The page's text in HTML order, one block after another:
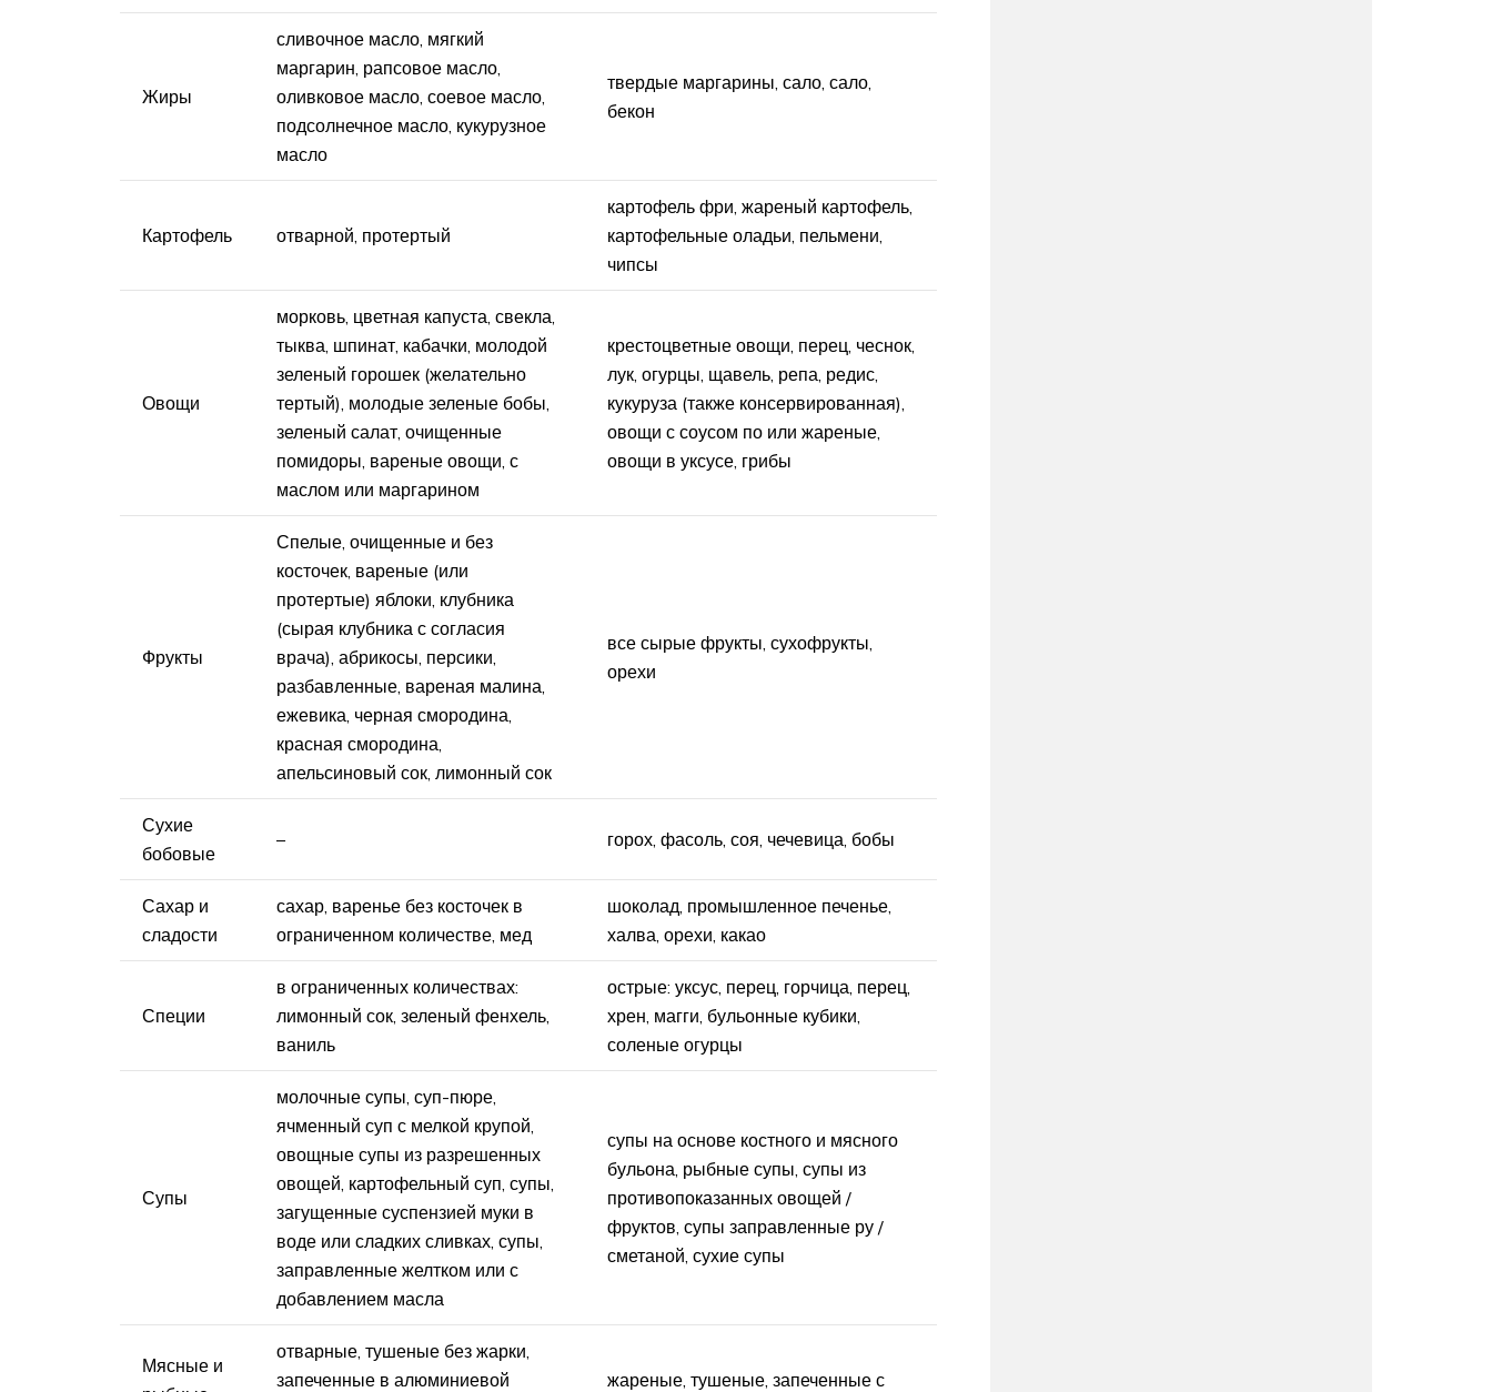
Жиры
сливочное масло, мягкий
маргарин, рапсовое масло,
оливковое масло, соевое масло,
подсолнечное масло, кукурузное
масло
твердые маргарины, сало, сало,
бекон
Картофель отварной, протертый
картофель фри, жареный картофель,
картофельные оладьи, пельмени,
чипсы
Овощи
морковь, цветная капуста, свекла,
тыква, шпинат, кабачки, молодой
зеленый горошек (желательно
тертый), молодые зеленые бобы,
зеленый салат, очищенные
помидоры, вареные овощи, с
маслом или маргарином
крестоцветные овощи, перец, чеснок,
лук, огурцы, щавель, репа, редис,
кукуруза (также консервированная),
овощи с соусом по или жареные,
овощи в уксусе, грибы
Фрукты
Спелые, очищенные и без
косточек, вареные (или
протертые) яблоки, клубника
(сырая клубника с согласия
врача), абрикосы, персики,
разбавленные, вареная малина,
ежевика, черная смородина,
красная смородина,
апельсиновый сок, лимонный сок
все сырые фрукты, сухофрукты,
орехи
Сухие
бобовые
– горох, фасоль, соя, чечевица, бобы
Сахар и
сладости
сахар, варенье без косточек в
ограниченном количестве, мед
шоколад, промышленное печенье,
халва, орехи, какао
Специи
в ограниченных количествах:
лимонный сок, зеленый фенхель,
ваниль
острые: уксус, перец, горчица, перец,
хрен, магги, бульонные кубики,
соленые огурцы
Супы
молочные супы, суп-пюре,
ячменный суп с мелкой крупой,
овощные супы из разрешенных
овощей, картофельный суп, супы,
загущенные суспензией муки в
воде или сладких сливках, супы,
заправленные желтком или с
добавлением масла
супы на основе костного и мясного
бульона, рыбные супы, супы из
противопоказанных овощей /
фруктов, супы заправленные ру /
сметаной, сухие супы
Мясные и
отварные, тушеные без жарки,
запеченные в алюминиевой
жареные, тушеные, запеченные с